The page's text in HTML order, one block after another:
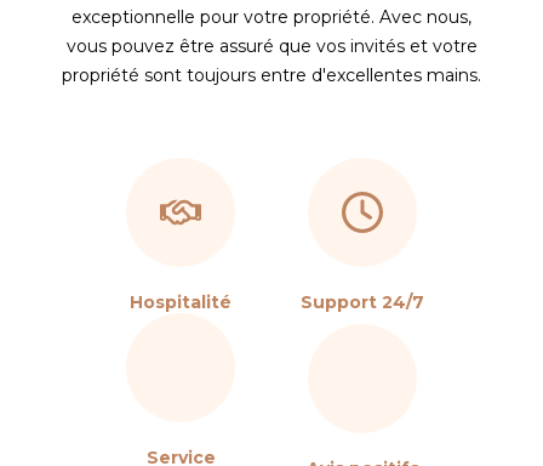
exceptionnelle pour votre propriété. Avec nous,
vous pouvez être assuré que vos invités et votre
propriété sont toujours entre d'excellentes mains.
Hospitalité Support 24/7
Service